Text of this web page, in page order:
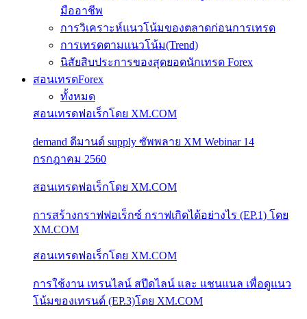
มืออาชีพ
การวิเคราะห์แนวโน้มของตลาดก่อนการเทรด
การเทรดตามแนวโน้ม(Trend)
นิสัยสิบประการของสุดยอดนักเทรด Forex
สอนเทรดForex
ทั้งหมด
สอนเทรดฟอเร็กโดย XM.COM
demand ดีมานด์ supply ซัพพลาย XM Webinar 14
กรกฎาคม 2560
สอนเทรดฟอเร็กโดย XM.COM
การสร้างกราฟฟอเร็กซ์ กราฟเกิดได้อย่างไร (EP.1) โดย
XM.COM
สอนเทรดฟอเร็กโดย XM.COM
การใช้งาน เทรนไลน์ สปีดไลน์ และ แชนแนล เพื่อดูแนว
โน้มของเทรนด์ (EP.3)โดย XM.COM